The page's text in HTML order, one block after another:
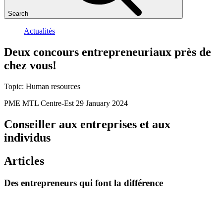
Search
Actualités
Deux concours entrepreneuriaux près de
chez vous!
Topic: Human resources
PME MTL Centre-Est 29 January 2024
Conseiller aux entreprises et aux
individus
Articles
Des entrepreneurs qui font la différence